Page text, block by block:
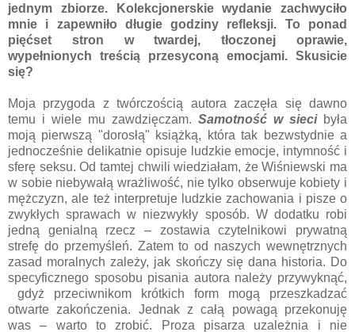
jednym zbiorze. Kolekcjonerskie wydanie zachwyciło
mnie i zapewniło długie godziny refleksji. To ponad
pięćset stron w twardej, tłoczonej oprawie,
wypełnionych treścią przesyconą emocjami. Skusicie
się?
Moja przygoda z twórczością autora zaczęła się dawno
temu i wiele mu zawdzięczam. Samotność w sieci była
moją pierwszą "dorosłą" książką, która tak bezwstydnie a
jednocześnie delikatnie opisuje ludzkie emocje, intymność i
sferę seksu. Od tamtej chwili wiedziałam, że Wiśniewski ma
w sobie niebywałą wrażliwość, nie tylko obserwuje kobiety i
mężczyzn, ale też interpretuje ludzkie zachowania i pisze o
zwykłych sprawach w niezwykły sposób. W dodatku robi
jedną genialną rzecz – zostawia czytelnikowi prywatną
strefę do przemyśleń. Zatem to od naszych wewnętrznych
zasad moralnych zależy, jak skończy się dana historia. Do
specyficznego sposobu pisania autora należy przywyknąć,
gdyż przeciwnikom krótkich form mogą przeszkadzać
otwarte zakończenia. Jednak z całą powagą przekonuję
was – warto to zrobić. Proza pisarza uzależnia i nie